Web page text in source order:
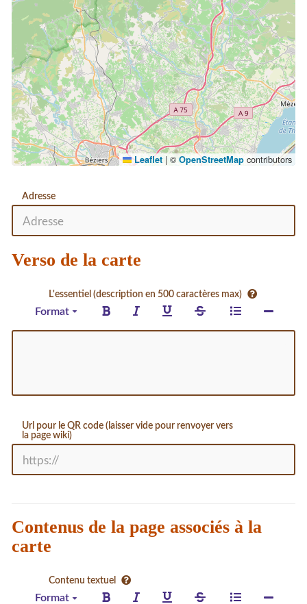
Leaflet | © OpenStreetMap contributors
Adresse
Verso de la carte
L'essentiel (description en 500 caractères max)
Format
Url pour le QR code (laisser vide pour renvoyer vers
la page wiki)
Contenus de la page associés à la
carte
Contenu textuel
Format